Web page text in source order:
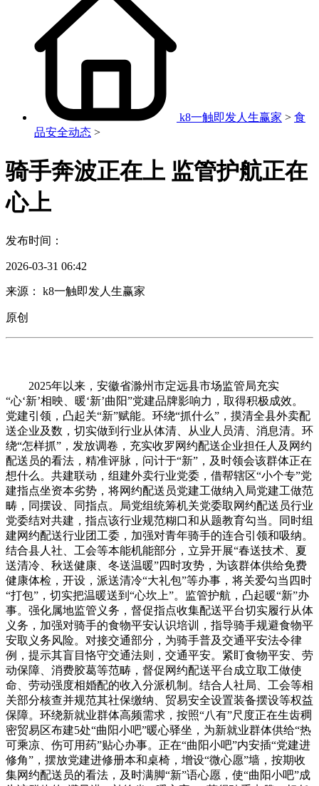
k8一触即发人生赢家 > 食
品安全动态 >
骑手奔波正在上 监管护航正在
心上
发布时间：
2026-03-31 06:42
来源： k8一触即发人生赢家
原创
2025年以来，安徽省滁州市定远县市场监管局充实
“心‘新’相映、暖‘新’曲阳”党建品牌影响力，取得积极成效。
党建引领，凸起关“新”赋能。环绕“抓什么”，摸清全县外卖配
送企业及数，切实做到行业从体清、从业人员清、消息清。环
绕“怎样抓”，发放调卷，充实收罗网约配送企业担任人及网约
配送员的看法，精准评脉，问计于“新”，及时领会该群体正在
想什么。共建联动，组建外卖行业党委，借帮辖区“小个专”党
建指点坐资本劣势，将网约配送员党建工做纳入局党建工做范
畴，同摆设、同指点。局党组统筹机关党委取网约配送员行业
党委结对共建，指点该行业规范糊口和从题教育勾当。同时组
建网约配送行业团工委，加强对青年骑手的连合引领和吸纳。
结合县人社、工会等本能机能部分，立异开展“春送技术、夏
送清冷、秋送健康、冬送温暖”四时攻势，为该群体供给免费
健康体检，开设，派送清冷“大礼包”等办事，将关爱勾当四时
“打包”，切实把温暖送到“心坎上”。监管护航，凸起暖“新”办
事。强化属地监管义务，督促指点收集配送平台切实履行从体
义务，加强对骑手的食物平安认识培训，指导骑手规避食物平
安取义务风险。对接交通部分，为骑手普及交通平安法令律
例，提示其盲目恪守交通法则，交通平安。紧盯食物平安、劳
动保障、消费胶葛等范畴，督促网约配送平台成立取工做使
命、劳动强度相婚配的收入分派机制。结合人社局、工会等相
关部分核查并规范其社保缴纳、贸易安全设置装备摆设等权益
保障。环绕新就业群体高频需求，按照“八有”尺度正在生齿稠
密贸易区布建5处“曲阳小吧”暖心驿坐，为新就业群体供给“热
可乘凉、伤可用药”贴心办事。正在“曲阳小吧”内安插“党建进
修角”，摆放党建进修册本和桌椅，增设“微心愿”墙，按期收
集网约配送员的看法，及时满脚“新”语心愿，使“曲阳小吧”成